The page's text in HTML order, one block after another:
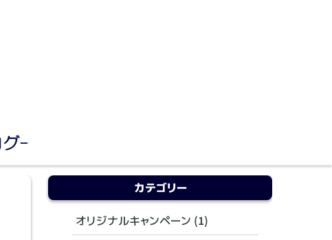
カテゴリー
オリジナルキャンペーン (1)